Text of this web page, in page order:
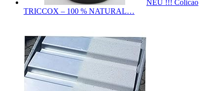
NEU !!! Colicao
TRICCOX – 100 % NATURAL…